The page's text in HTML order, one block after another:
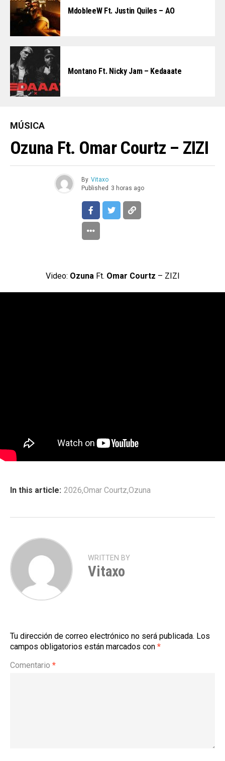
MdobleeW Ft. Justin Quiles – AO
Montano Ft. Nicky Jam – Kedaaate
MÚSICA
Ozuna Ft. Omar Courtz – ZIZI
By Vitaxo
Published 3 horas ago
Video: Ozuna Ft. Omar Courtz – ZIZI
In this article: 2026,Omar Courtz,Ozuna
WRITTEN BY
Vitaxo
Tu dirección de correo electrónico no será publicada. Los
campos obligatorios están marcados con *
Comentario *